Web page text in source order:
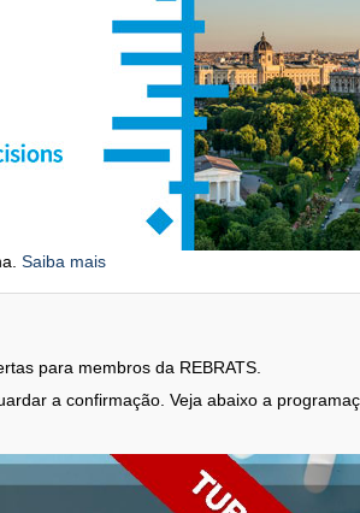
Saiba mais
para membros da REBRATS.
a confirmação. Veja abaixo a